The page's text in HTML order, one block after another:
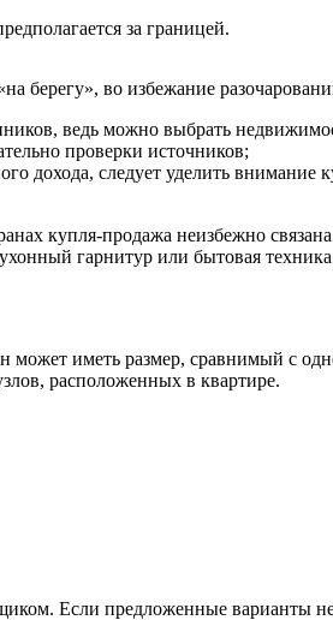
за границей.
берегу», во избежание
ведь можно выбрать
проверки источников;
дохода, следует уделить внимание
купля-продажа неизбежно
гарнитур или бытовая
иметь размер, сравнимый с
расположенных в квартире.
Если предложенные варианты